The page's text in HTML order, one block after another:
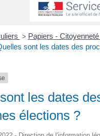
> Papiers -
sont les dates des
les dates
élections ?